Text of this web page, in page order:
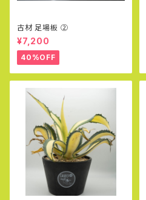
古材 足場板 ②
¥7,200
40%OFF